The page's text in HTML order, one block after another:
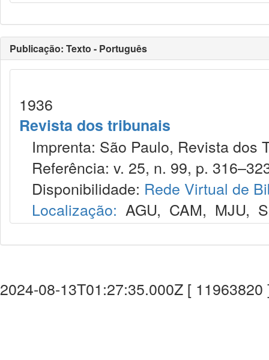
Publicação: Texto - Português
1936
Revista dos tribunais
Imprenta: São Paulo, Revista dos
Referência: v. 25, n. 99, p.
Disponibilidade: Rede Virtual de
Localização: AGU, CAM, MJU,
2024-08-13T01:27:35.000Z [ 11963820